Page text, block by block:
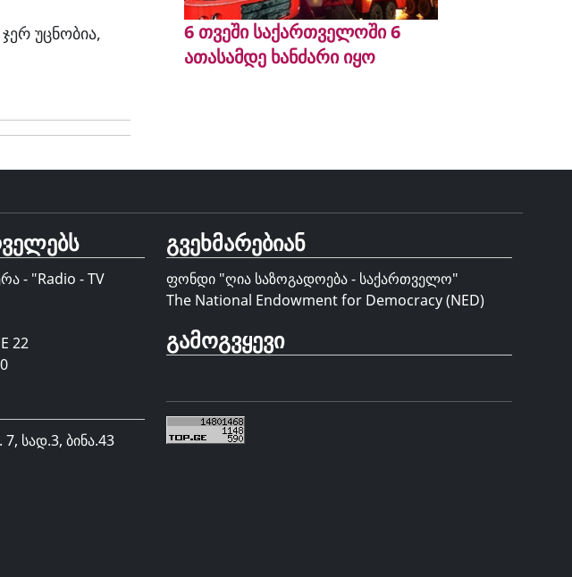
უცნობია,
6 თვეში საქართველოში 6
ათასამდე ხანძარი იყო
- "Radio - TV
22
სად.3, ბინა.43
გვეხმარებიან
ფონდი "ღია საზოგადოება - საქართველო"
The National Endowment for Democracy (NED)
გამოგვყევი